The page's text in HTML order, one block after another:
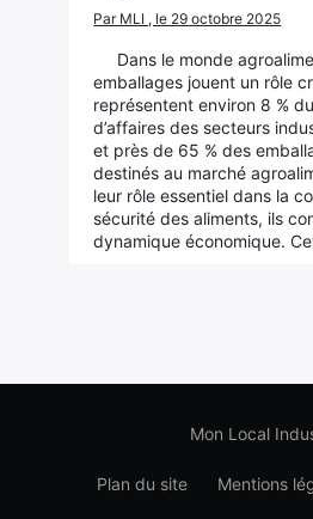
Par MLI , le 29 octobre 2025
Dans le monde
emballages jouent un rôle
représentent environ 8 %
d’affaires des secteurs
et près de 65 % des
destinés au marché
leur rôle essentiel dans la
sécurité des aliments, ils
dynamique économique.
Mon Local
Plan du site Mentions